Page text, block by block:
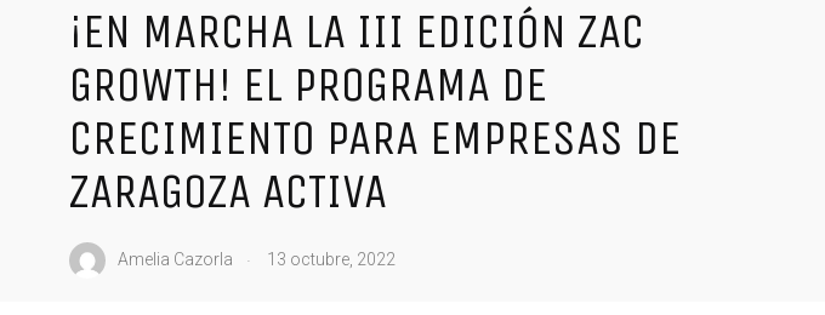
¡EN MARCHA LA III EDICIÓN ZAC
GROWTH! EL PROGRAMA DE
CRECIMIENTO PARA EMPRESAS DE
ZARAGOZA ACTIVA
Amelia Cazorla 13 octubre, 2022